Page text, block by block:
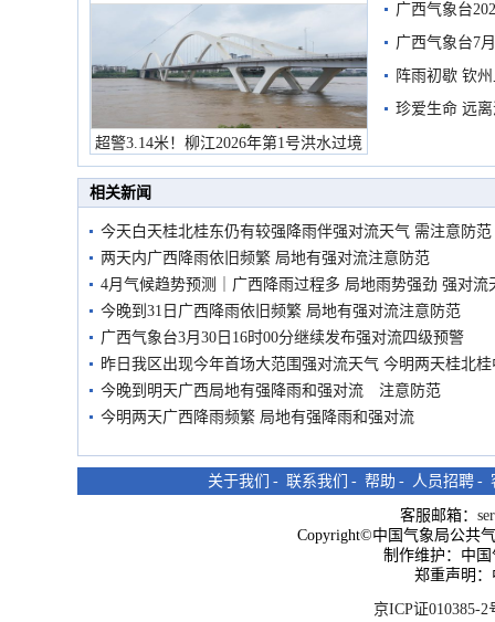
超警3.14米！柳江2026年第1号洪水过境
市民在堤岸见证汛况
广西气象台
预警
广西气象台7
阵雨初歇 钦
珍爱生命 远
相关新闻
今天白天桂北桂东仍有较强降雨伴强对流天气 需注意防范
两天内广西降雨依旧频繁 局地有强对流注意防范
4月气候趋势预测｜广西降雨过程多 局地雨势强劲 强对流
今晚到31日广西降雨依旧频繁 局地有强对流注意防范
广西气象台3月30日16时00分继续发布强对流四级预警
昨日我区出现今年首场大范围强对流天气 今明两天桂北
今晚到明天广西局地有强降雨和强对流 注意防范
今明两天广西降雨频繁 局地有强降雨和强对流
关于我们 - 联系我们 - 帮助 - 人员招聘 -
客服邮箱：
Copyright©中国气象局公共
制作维护：中
郑重声明
京ICP证010385-2